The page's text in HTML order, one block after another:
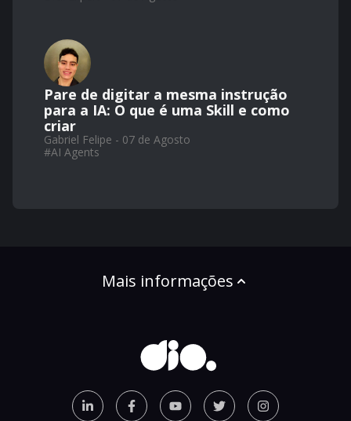
Pare de digitar a mesma instrução
para a IA: O que é uma Skill e como
criar
Gabriel Felipe - 07 de Agosto
#AI Agents
Mais informações